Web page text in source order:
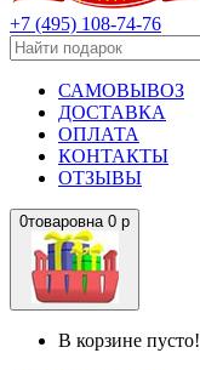
+7 (495) 108-74-76
САМОВЫВОЗ
ДОСТАВКА
ОПЛАТА
КОНТАКТЫ
ОТЗЫВЫ
0товаровна 0 р
В корзине пусто!